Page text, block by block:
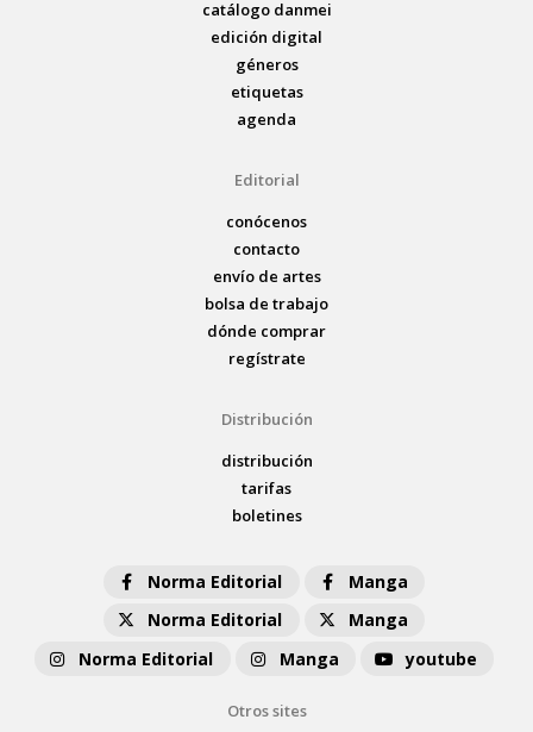
catálogo danmei
edición digital
géneros
etiquetas
agenda
Editorial
conócenos
contacto
envío de artes
bolsa de trabajo
dónde comprar
regístrate
Distribución
distribución
tarifas
boletines
Norma Editorial
Manga
Norma Editorial
Manga
Norma Editorial
Manga youtube
Otros sites